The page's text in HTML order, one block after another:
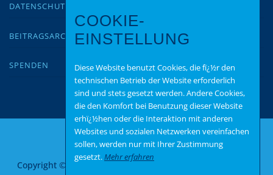
DATENSCHUTZ
BEITRAGSARCHIV
SPENDEN
Copyright © 2026 AfD Alzey Worms
COOKIE-
EINSTELLUNG
Diese Website benutzt Cookies, die fï¿½r den
technischen Betrieb der Website erforderlich
sind und stets gesetzt werden. Andere Cookies,
die den Komfort bei Benutzung dieser Website
erhï¿½hen oder die Interaktion mit anderen
Websites und sozialen Netzwerken vereinfachen
sollen, werden nur mit Ihrer Zustimmung
gesetzt.Mehr erfahren